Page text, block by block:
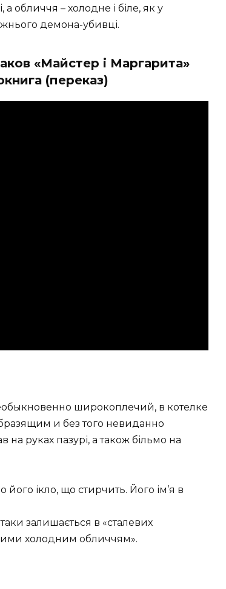
а обличчя – холодне і біле, як у
демона-убивці.
«Майстер і Маргарита»
(переказ)
широкоплечий, в котелке
и без того невиданно
руках пазурі, а також більмо на
ікло, що стирчить. Його ім’я в
залишається в «сталевих
холодним обличчям».